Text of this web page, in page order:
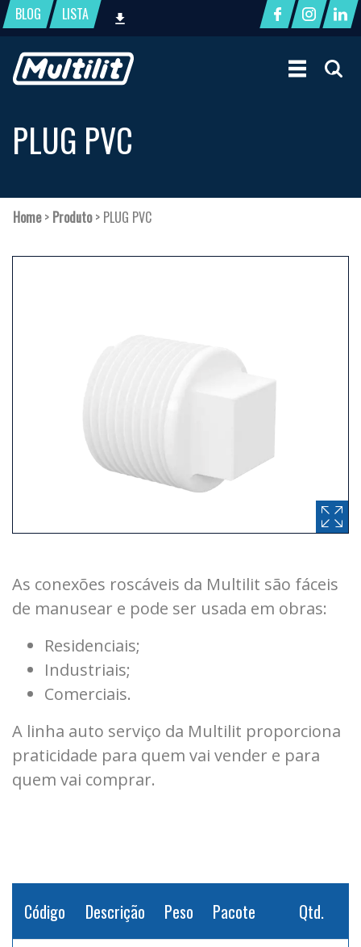
BLOG LISTA
PLUG PVC
Home> Produto> PLUG PVC
As conexões roscáveis da Multilit são fáceis
de manusear e pode ser usada em obras:
Residenciais;
Industriais;
Comerciais.
A linha auto serviço da Multilit proporciona
praticidade para quem vai vender e para
quem vai comprar.
Código Descrição Peso Pacote Qtd.